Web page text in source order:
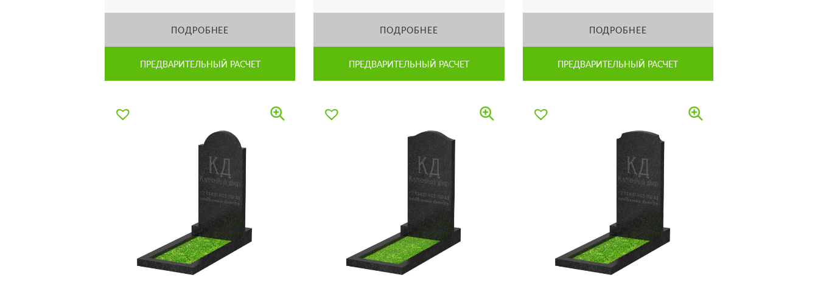
ПОДРОБНЕЕ
ПРЕДВАРИТЕЛЬНЫЙ РАСЧЕТ
ПОДРОБНЕЕ
ПРЕДВАРИТЕЛЬНЫЙ РАСЧЕТ
ПОДРОБНЕЕ
ПРЕДВАРИТЕЛЬНЫЙ РАСЧЕТ